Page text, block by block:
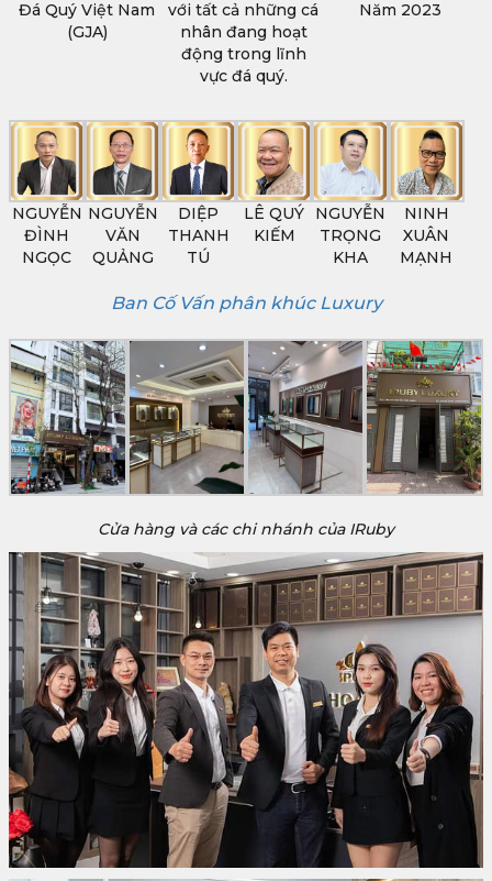
Đá Quý Việt Nam
(GJA)
với tất cả những cá
nhân đang hoạt
động trong lĩnh
vực đá quý.
Năm 2023
NGUYỄN
ĐÌNH
NGỌC
NGUYỄN
VĂN
QUẢNG
DIỆP
THANH
TÚ
LÊ QUÝ
KIẾM
NGUYỄN
TRỌNG
KHA
NINH
XUÂN
MẠNH
Ban Cố Vấn phân khúc Luxury
Cửa hàng và các chi nhánh của IRuby